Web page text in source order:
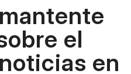
el
en